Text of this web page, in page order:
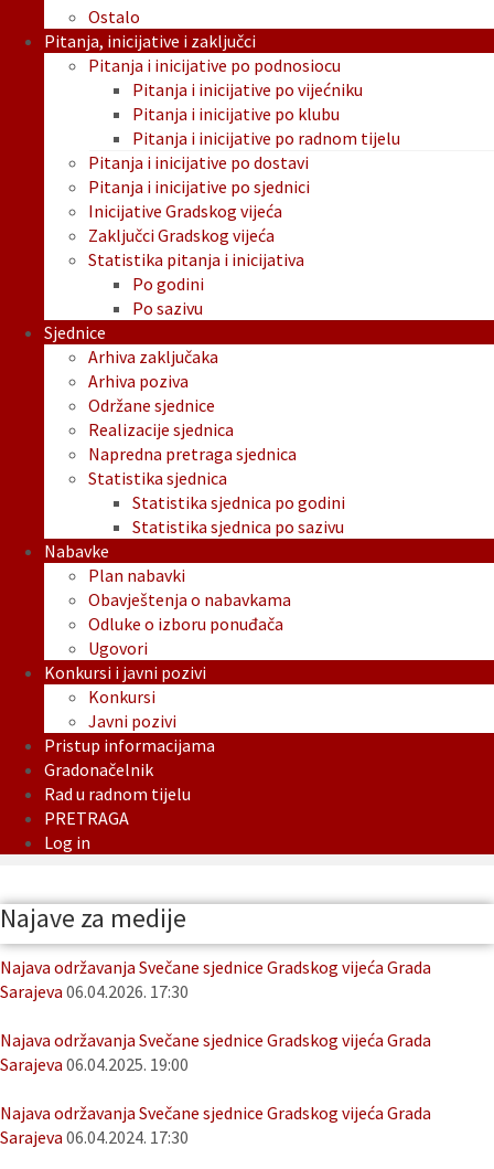
Ostalo
Pitanja, inicijative i zaključci
Pitanja i inicijative po podnosiocu
Pitanja i inicijative po vijećniku
Pitanja i inicijative po klubu
Pitanja i inicijative po radnom tijelu
Pitanja i inicijative po dostavi
Pitanja i inicijative po sjednici
Inicijative Gradskog vijeća
Zaključci Gradskog vijeća
Statistika pitanja i inicijativa
Po godini
Po sazivu
Sjednice
Arhiva zaključaka
Arhiva poziva
Održane sjednice
Realizacije sjednica
Napredna pretraga sjednica
Statistika sjednica
Statistika sjednica po godini
Statistika sjednica po sazivu
Nabavke
Plan nabavki
Obavještenja o nabavkama
Odluke o izboru ponuđača
Ugovori
Konkursi i javni pozivi
Konkursi
Javni pozivi
Pristup informacijama
Gradonačelnik
Rad u radnom tijelu
PRETRAGA
Log in
Najave za medije
Najava održavanja Svečane sjednice Gradskog vijeća Grada
Sarajeva 06.04.2026. 17:30
Najava održavanja Svečane sjednice Gradskog vijeća Grada
Sarajeva 06.04.2025. 19:00
Najava održavanja Svečane sjednice Gradskog vijeća Grada
Sarajeva 06.04.2024. 17:30